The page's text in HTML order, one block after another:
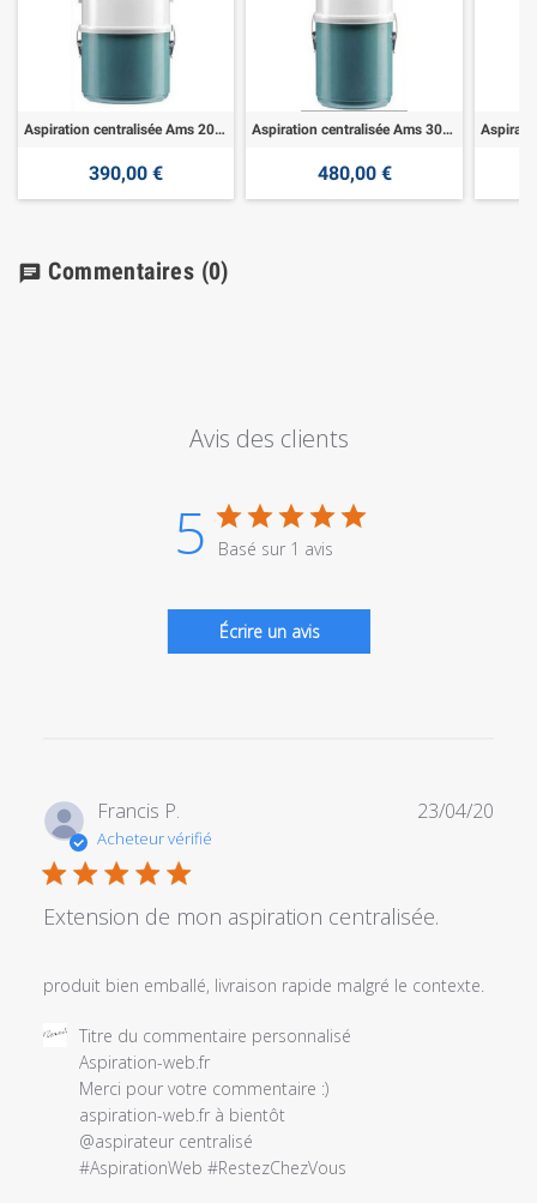
Aspiration centralisée Ams 200 - 1400w
390,00 €
Aspiration centralisée Ams 300 - 1600w
480,00 €
chat Commentaires (0)
Avis des clients
5 Basé sur 1 avis
Écrire un avis
Francis P.
Acheteur vérifié
Extension de mon aspiration centralisée.
produit bien emballé, livraison rapide malgré le contexte.
Commentaires
propriétaire
magasin
Titre du commentaire personnalisé
Aspiration-web.fr
Merci pour votre commentaire :)
aspiration-web.fr à bientôt
@aspirateur centralisé
#AspirationWeb #RestezChezVous
23/04/20